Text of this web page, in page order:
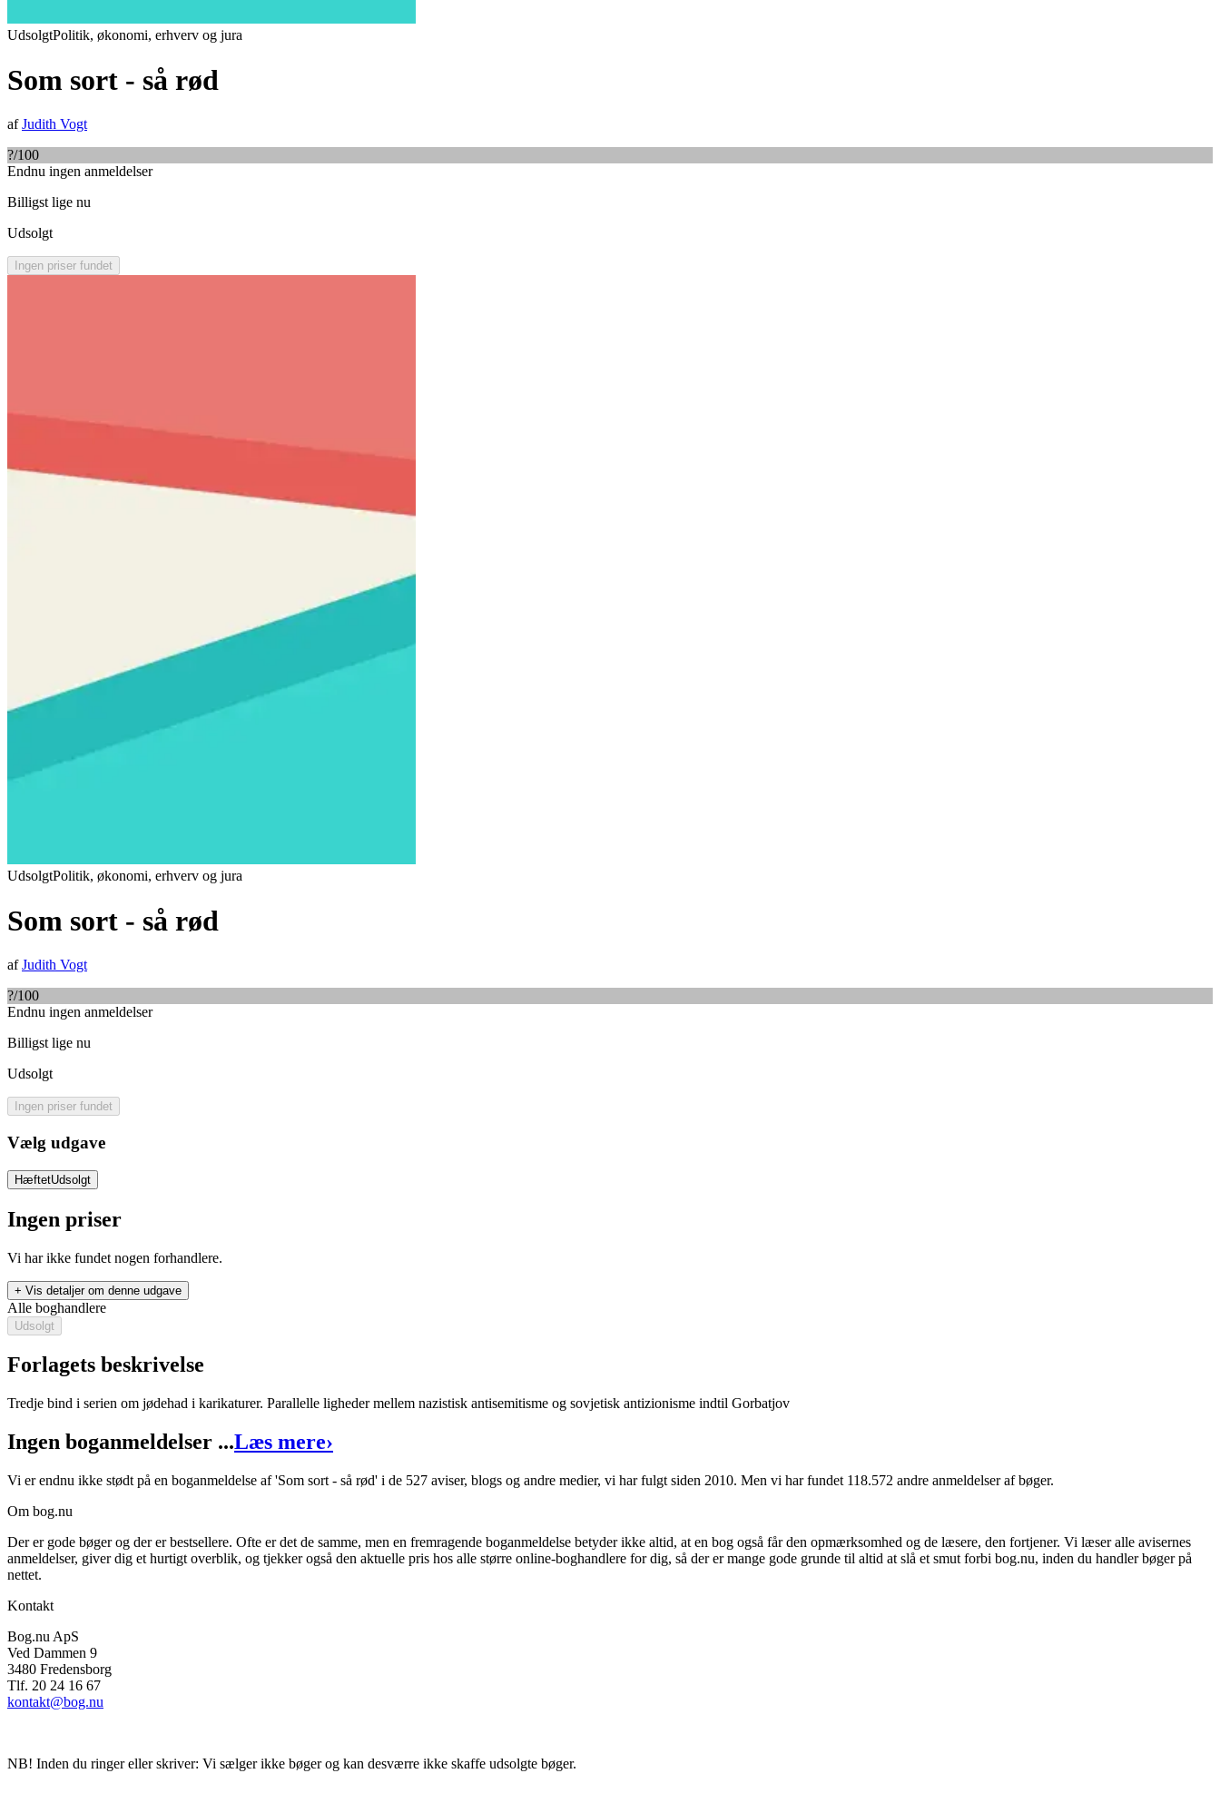
UdsolgtPolitik, økonomi, erhverv og jura
Som sort - så rød
afJudith Vogt
?/100
Endnu ingen anmeldelser
Billigst lige nu
Udsolgt
Ingen priser fundet
UdsolgtPolitik, økonomi, erhverv og jura
Som sort - så rød
afJudith Vogt
?/100
Endnu ingen anmeldelser
Billigst lige nu
Udsolgt
Ingen priser fundet
Vælg udgave
HæftetUdsolgt
Ingen priser
Vi har ikke fundet nogen forhandlere.
+ Vis detaljer om denne udgave
Som sort - så rød
ISBN:9788774216773
Alle boghandlere
Udsolgt
Forlagets beskrivelse
Tredje bind i serien om jødehad i karikaturer. Parallelle ligheder mellem nazistisk antisemitisme og sovjetisk antizionisme indtil Gorbatjov
Ingen boganmeldelser ...Læs mere›
Vi er endnu ikke stødt på en boganmeldelse af 'Som sort - så rød' i de 527 aviser, blogs og andre medier, vi har fulgt siden 2010. Men vi har fundet 118.572 andre anmeldelser af bøger.
Om bog.nu
Der er gode bøger og der er bestsellere. Ofte er det de samme, men en fremragende boganmeldelse betyder ikke altid, at en bog også får den opmærksomhed og de læsere, den fortjener. Vi læser alle avisernes
anmeldelser, giver dig et hurtigt overblik, og tjekker også den aktuelle pris hos alle større online-boghandlere for dig, så der er mange gode grunde til altid at slå et smut forbi bog.nu, inden du handler bøger på
nettet.
Kontakt
Bog.nu ApS
Ved Dammen 9
3480 Fredensborg
Tlf. 20 24 16 67
kontakt@bog.nu
NB! Inden du ringer eller skriver: Vi sælger ikke bøger og kan desværre ikke skaffe udsolgte bøger.